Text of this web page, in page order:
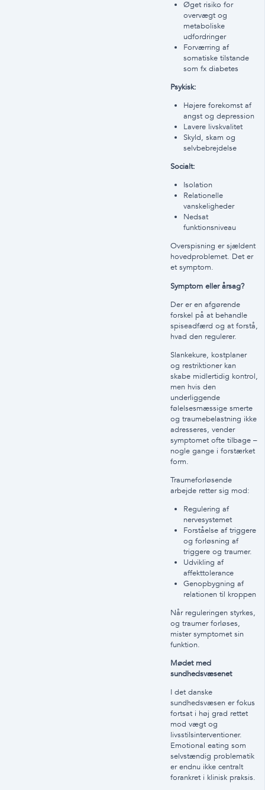
Øget risiko for
overvægt og
metaboliske
udfordringer
Forværring af
somatiske tilstande
som fx diabetes
Psykisk:
Højere forekomst af
angst og depression
Lavere livskvalitet
Skyld, skam og
selvbebrejdelse
Socialt:
Isolation
Relationelle
vanskeligheder
Nedsat
funktionsniveau
Overspisning er sjældent
hovedproblemet. Det er
et symptom.
Symptom eller årsag?
Der er en afgørende
forskel på at behandle
spiseadfærd og at forstå,
hvad den regulerer.
Slankekure, kostplaner
og restriktioner kan
skabe midlertidig kontrol,
men hvis den
underliggende
følelsesmæssige smerte
og traumebelastning ikke
adresseres, vender
symptomet ofte tilbage –
nogle gange i forstærket
form.
Traumeforløsende
arbejde retter sig mod:
Regulering af
nervesystemet
Forståelse af triggere
og forløsning af
triggere og traumer.
Udvikling af
affekttolerance
Genopbygning af
relationen til kroppen
Når reguleringen styrkes,
og traumer forløses,
mister symptomet sin
funktion.
Mødet med
sundhedsvæsenet
I det danske
sundhedsvæsen er fokus
fortsat i høj grad rettet
mod vægt og
livsstilsinterventioner.
Emotional eating som
selvstændig problematik
er endnu ikke centralt
forankret i klinisk praksis.